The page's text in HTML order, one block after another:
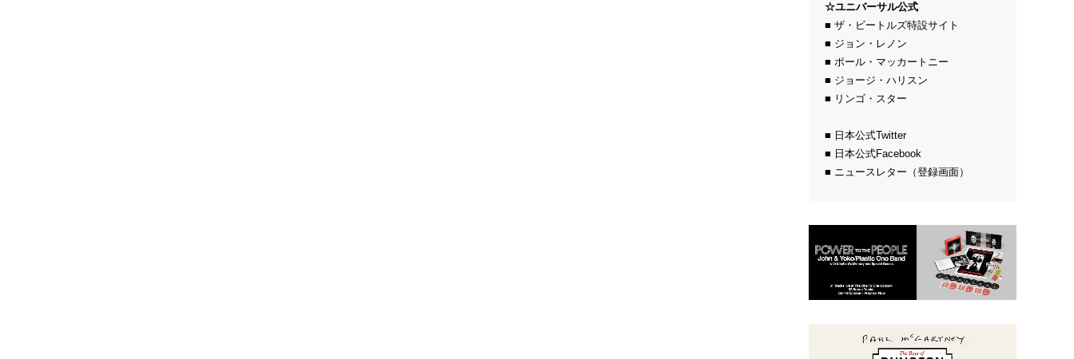
☆ユニバーサル公式
■ ザ・ビートルズ特設サイト
■ ジョン・レノン
■ ポール・マッカートニー
■ ジョージ・ハリスン
■ リンゴ・スター
■ 日本公式Twitter
■ 日本公式Facebook
■ ニュースレター（登録画面）